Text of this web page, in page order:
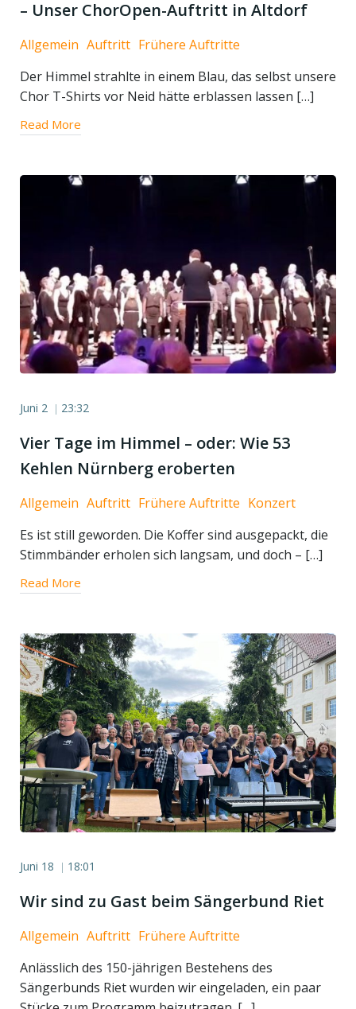
– Unser ChorOpen-Auftritt in Altdorf
Allgemein Auftritt Frühere Auftritte
Der Himmel strahlte in einem Blau, das selbst unsere
Chor T-Shirts vor Neid hätte erblassen lassen […]
Read More
Juni 2 | 23:32
Vier Tage im Himmel – oder: Wie 53
Kehlen Nürnberg eroberten
Allgemein Auftritt Frühere Auftritte Konzert
Es ist still geworden. Die Koffer sind ausgepackt, die
Stimmbänder erholen sich langsam, und doch – […]
Read More
Juni 18 | 18:01
Wir sind zu Gast beim Sängerbund Riet
Allgemein Auftritt Frühere Auftritte
Anlässlich des 150-jährigen Bestehens des
Sängerbunds Riet wurden wir eingeladen, ein paar